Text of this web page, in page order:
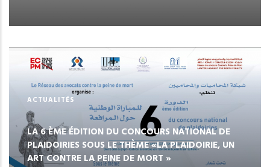
ACTUALITÉS
LA 6 ÈME ÉDITION DU CONCOURS NATIONAL DE
PLAIDOIRIES SOUS LE THÈME «LA PLAIDOIRIE, UN
ART CONTRE LA PEINE DE MORT »